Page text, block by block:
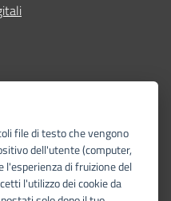
file di testo che vengono
dell'utente (computer,
di fruizione del
l'utilizzo dei cookie da